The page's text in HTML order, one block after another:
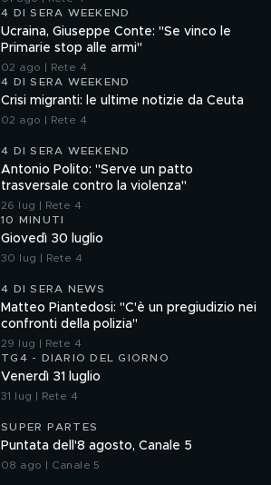
4 DI SERA WEEKEND
Ucraina, Giuseppe Conte: "Se vinco le
Primarie stop alle armi"
02 ago | Rete 4
4 DI SERA WEEKEND
Crisi migranti: le ultime notizie da Ceuta
02 ago | Rete 4
4 DI SERA WEEKEND
Antonio Polito: "Serve un patto
trasversale contro la violenza"
26 lug | Rete 4
10 MINUTI
Giovedì 30 luglio
30 lug | Rete 4
4 DI SERA NEWS
Matteo Piantedosi: "C'è un pregiudizio nei
confronti della polizia"
29 lug | Rete 4
TG4 - DIARIO DEL GIORNO
Venerdì 31 luglio
31 lug | Rete 4
SUPER PARTES
Puntata dell'8 agosto, Canale 5
08 ago | Canale 5